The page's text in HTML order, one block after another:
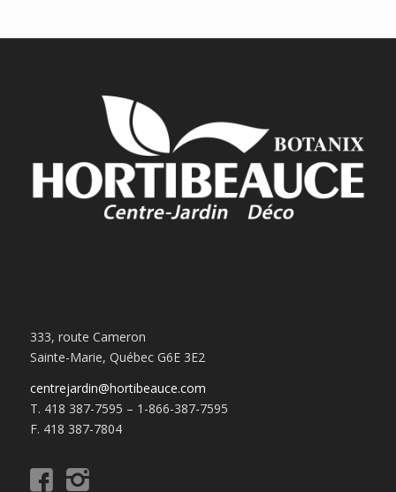
333, route Cameron
Sainte-Marie, Québec G6E 3E2
centrejardin@hortibeauce.com
T. 418 387-7595 – 1-866-387-7595
F. 418 387-7804